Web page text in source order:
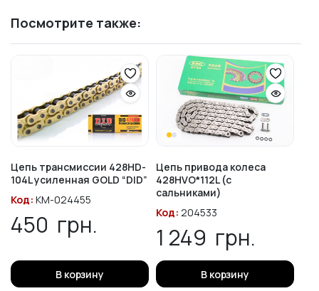
Посмотрите также:
Цепь трансмиссии 428HD-
104L усиленная GOLD “DID”
Код: KM-024455
450 грн.
В корзину
Цепь привода колеса
428HVO*112L (с
сальниками)
Код: 204533
1 249 грн.
В корзину